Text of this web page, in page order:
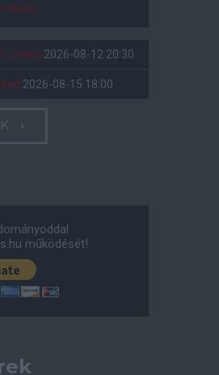
United 2026-08-12 20:30
2026-08-15 18:00
működését!